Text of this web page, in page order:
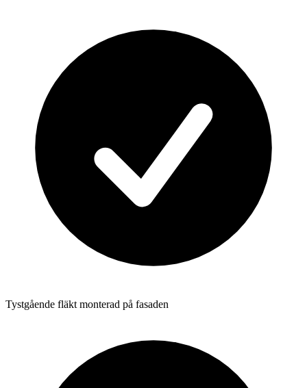
Tystgående fläkt monterad på fasaden